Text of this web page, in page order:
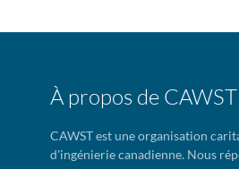
À propos de CAWST
CAWST est une organisation
d'ingénierie canadienne. Nous